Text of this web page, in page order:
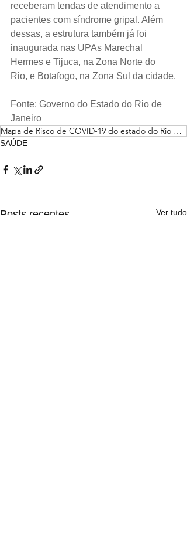
receberam tendas de atendimento a
pacientes com síndrome gripal. Além
dessas, a estrutura também já foi
inaugurada nas UPAs Marechal
Hermes e Tijuca, na Zona Norte do
Rio, e Botafogo, na Zona Sul da cidade.
Fonte: Governo do Estado do Rio de
Janeiro
Mapa de Risco de COVID-19 do estado do Rio de Janeiro
SAÚDE
Posts recentes Ver tudo